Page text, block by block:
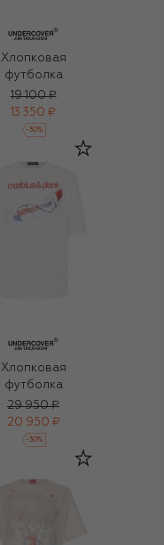
Хлопковая
футболка
19 100 ₽
13 350 ₽
-30%
Хлопковая
футболка
29 950 ₽
20 950 ₽
-30%